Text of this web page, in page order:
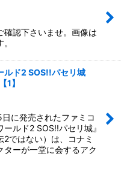
確認下さいませ。画像は
ルド2 SOS!!パセリ城
】
に発売されたファミコ
ルド2 SOS!!パセリ城』
2ではない）は、コナミ
ーが一堂に会するアク